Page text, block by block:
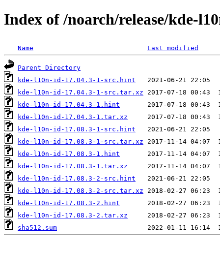
Index of /noarch/release/kde-
Name Last modified
Parent Directory
kde-l10n-id-17.04.3-1-src.hint
kde-l10n-id-17.04.3-1-src.tar.xz
kde-l10n-id-17.04.3-1.hint
kde-l10n-id-17.04.3-1.tar.xz
kde-l10n-id-17.08.3-1-src.hint
kde-l10n-id-17.08.3-1-src.tar.xz
kde-l10n-id-17.08.3-1.hint
kde-l10n-id-17.08.3-1.tar.xz
kde-l10n-id-17.08.3-2-src.hint
kde-l10n-id-17.08.3-2-src.tar.xz
kde-l10n-id-17.08.3-2.hint
kde-l10n-id-17.08.3-2.tar.xz
sha512.sum